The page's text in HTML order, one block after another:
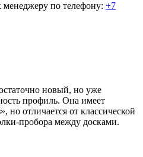
менеджеру по телефону: +7
новый, но уже
профиль. Она имеет
но отличается от классической
пробора между досками.